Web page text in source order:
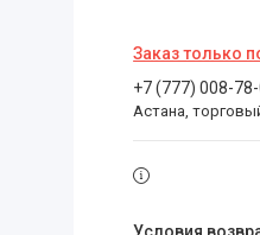
Заказ только
+7 (777) 008-
Астана,